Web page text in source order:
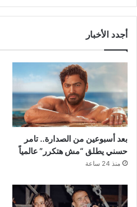
أجدد الأخبار
بعد أسبوعين من الصدارة.. تامر
حسني يطلق “مش هتكرر” عالمياً
منذ 24 ساعة